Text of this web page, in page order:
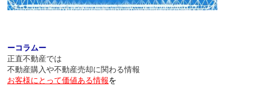
ーコラムー
正直不動産では
不動産購入や不動産売却に関わる情報
お客様にとって価値ある情報を